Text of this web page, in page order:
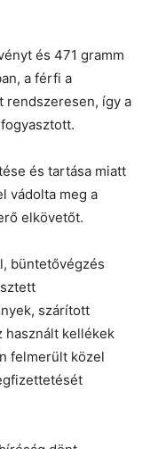
és 471 gramm
a férfi a
rendszeresen, így a
és tartása miatt
vádolta meg a
elkövetőt.
büntetővégzés
szárított
használt kellékek
felmerült közel